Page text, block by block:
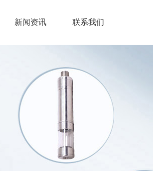
新闻资讯 联系我们